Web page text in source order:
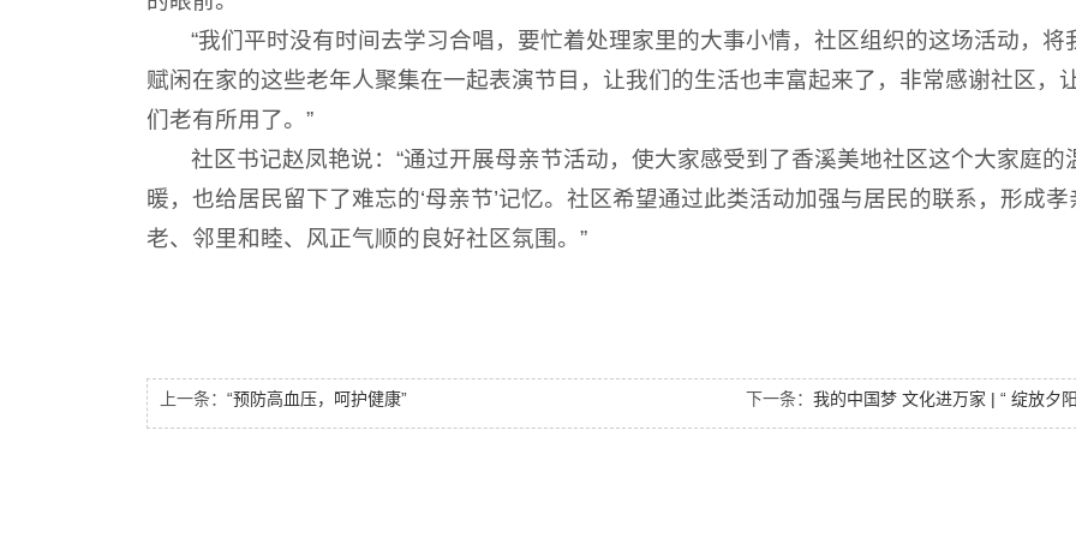
“我们平时没有时间去学习合唱，要忙着处理家里的大事小情，社区组织的这场活动，将
赋闲在家的这些老年人聚集在一起表演节目，让我们的生活也丰富起来了，非常感谢社区，
们老有所用了。”
社区书记赵凤艳说：“通过开展母亲节活动，使大家感受到了香溪美地社区这个大家庭的
暖，也给居民留下了难忘的‘母亲节’记忆。社区希望通过此类活动加强与居民的联系，形成孝
老、邻里和睦、风正气顺的良好社区氛围。”
上一条： “预防高血压，呵护健康” 下一条： 我的中国梦 文化进万家 | “ 绽放夕阳 ” 中老年才艺展演系列活动走进清水